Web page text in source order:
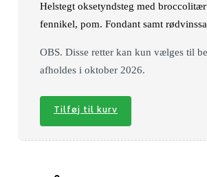
Helstegt oksetyndsteg med
fennikel, pom. Fondant samt
OBS. Disse retter kan kun vælges til
afholdes i oktober 2026.
Tilføj til kurv